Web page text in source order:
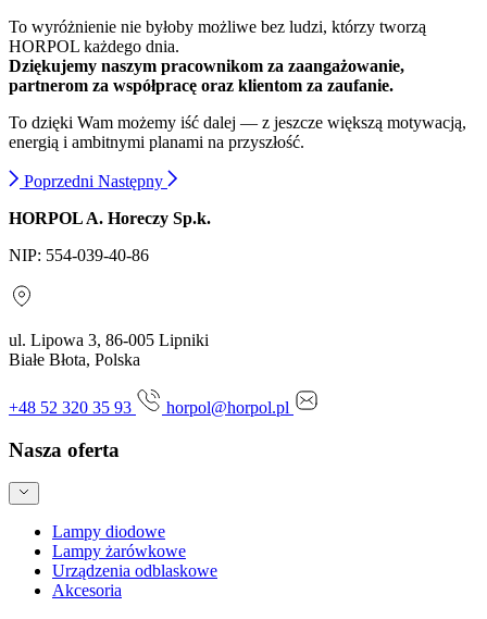
To wyróżnienie nie byłoby możliwe bez ludzi, którzy tworzą
HORPOL każdego dnia.
Dziękujemy naszym pracownikom za zaangażowanie,
partnerom za współpracę oraz klientom za zaufanie.
To dzięki Wam możemy iść dalej — z jeszcze większą motywacją,
energią i ambitnymi planami na przyszłość.
Poprzedni Następny
HORPOL A. Horeczy Sp.k.
NIP: 554-039-40-86
ul. Lipowa 3, 86-005 Lipniki
Białe Błota, Polska
+48 52 320 35 93 horpol@horpol.pl
Nasza oferta
Lampy diodowe
Lampy żarówkowe
Urządzenia odblaskowe
Akcesoria